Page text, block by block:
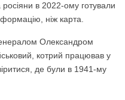
в 2022-ому готували
ніж карта.
Олександром
котрий працював у
де були в 1941-му